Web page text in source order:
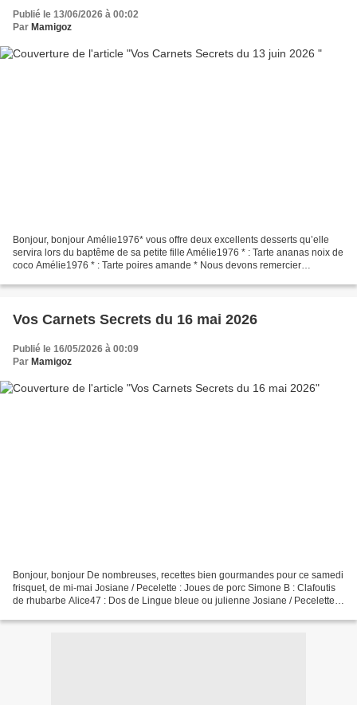
Publié le 13/06/2026 à 00:02
Par Mamigoz
Bonjour, bonjour Amélie1976* vous offre deux excellents desserts qu’elle
servira lors du baptême de sa petite fille Amélie1976 * : Tarte ananas noix de
coco Amélie1976 * : Tarte poires amande * Nous devons remercier
Vos Carnets Secrets du 16 mai 2026
Publié le 16/05/2026 à 00:09
Par Mamigoz
Bonjour, bonjour De nombreuses, recettes bien gourmandes pour ce samedi
frisquet, de mi-mai Josiane / Pecelette : Joues de porc Simone B : Clafoutis
de rhubarbe Alice47 : Dos de Lingue bleue ou julienne Josiane / Pecelette :